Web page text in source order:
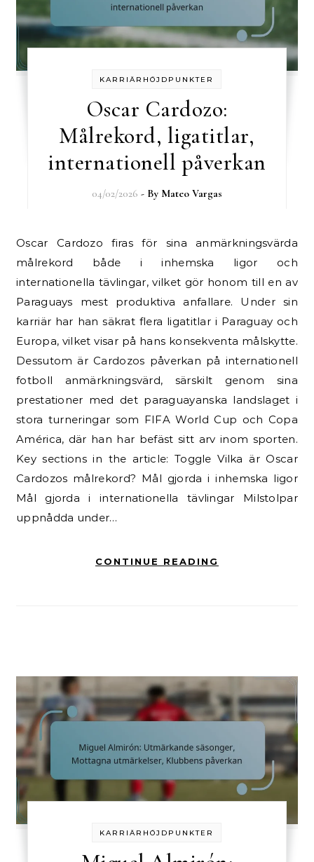
KARRIÄRHÖJDPUNKTER
Oscar Cardozo:
Målrekord, ligatitlar,
internationell påverkan
04/02/2026 - By Mateo Vargas
Oscar Cardozo firas för sina anmärkningsvärda
målrekord både i inhemska ligor och
internationella tävlingar, vilket gör honom till en av
Paraguays mest produktiva anfallare. Under sin
karriär har han säkrat flera ligatitlar i Paraguay och
Europa, vilket visar på hans konsekventa målskytte.
Dessutom är Cardozos påverkan på internationell
fotboll anmärkningsvärd, särskilt genom sina
prestationer med det paraguayanska landslaget i
stora turneringar som FIFA World Cup och Copa
América, där han har befäst sitt arv inom sporten.
Key sections in the article: Toggle Vilka är Oscar
Cardozos målrekord? Mål gjorda i inhemska ligor
Mål gjorda i internationella tävlingar Milstolpar
uppnådda under…
CONTINUE READING
KARRIÄRHÖJDPUNKTER